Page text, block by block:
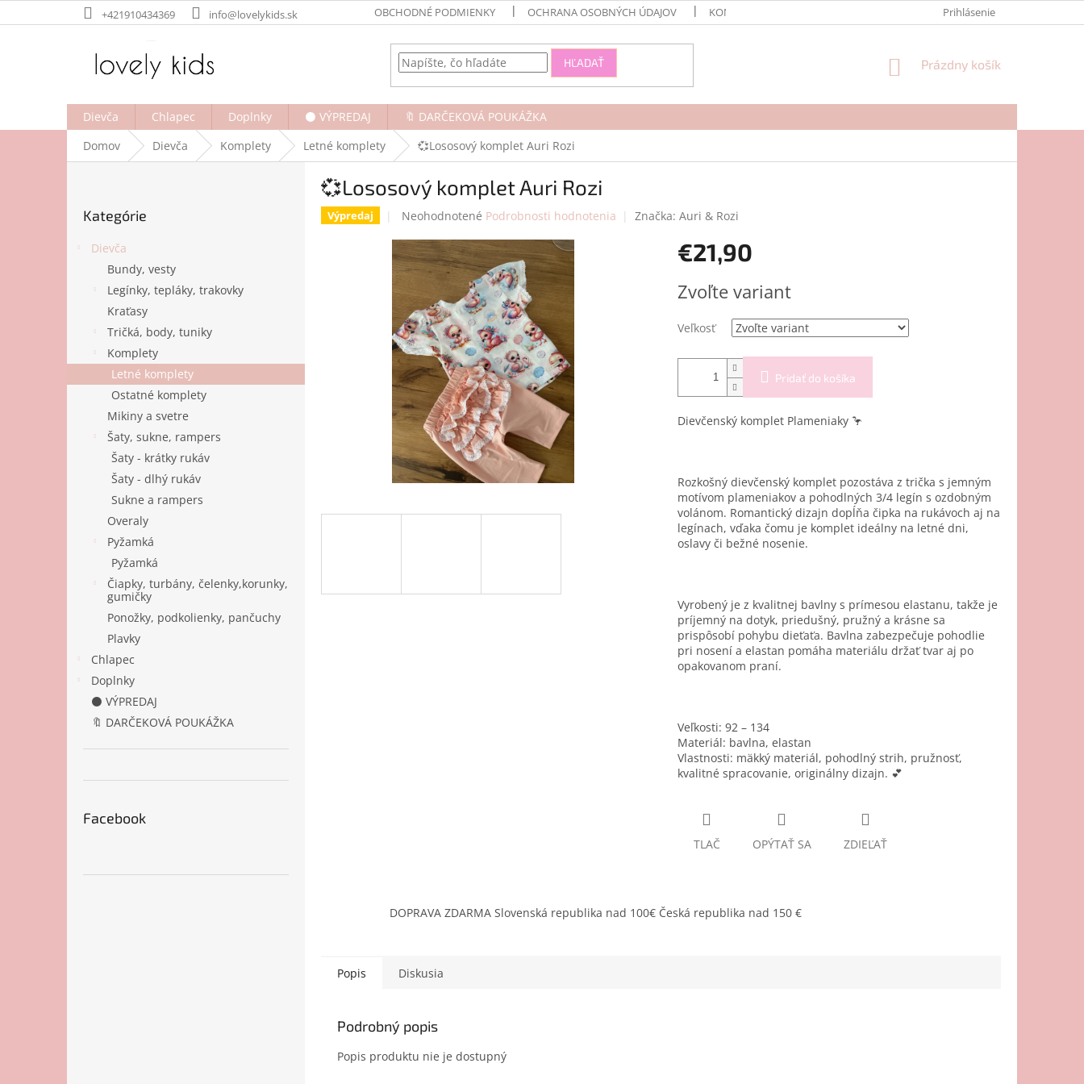
na
+421910434369 info@lovelykids.sk OBCHODNÉ PODMIENKY OCHRANA OSOBNÝCH ÚDAJOV KONTAKTY Prihlásenie
HĽADAŤ
NÁKUPNÝ
Prázdny košík
Dievča Chlapec Doplnky ⚫ VÝPREDAJ
🔖 DARČEKOVÁ POUKÁŽKA
Domov
Dievča Komplety Letné komplety 💞Lososový komplet Auri Rozi
kategórie
Kategórie
Dievča
Bundy, vesty
Legínky, tepláky, trakovky
Kraťasy
Tričká, body, tuniky
Komplety
Letné komplety
Ostatné komplety
Mikiny a svetre
Šaty, sukne, rampers
Šaty - krátky rukáv
Šaty - dlhý rukáv
Sukne a rampers
Overaly
Pyžamká
Pyžamká
Čiapky, turbány, čelenky,korunky,
gumičky
Ponožky, podkolienky, pančuchy
Plavky
Chlapec
Doplnky
⚫ VÝPREDAJ
🔖 DARČEKOVÁ POUKÁŽKA
Facebook
💞Lososový komplet Auri Rozi
Výpredaj
Priemerné
produktu
je
0,0
hviezdičiek.
Neohodnotené Podrobnosti hodnotenia Značka: Auri & Rozi
€21,90
cena:
Zvoľte variant
Veľkosť
Pridať do košíka
Dievčenský komplet Plameniaky🦩
Rozkošný dievčenský komplet pozostáva z trička s jemným
motívom plameniakov a pohodlných 3/4 legín s ozdobným
volánom. Romantický dizajn dopĺňa čipka na rukávoch aj na
legínach, vďaka čomu je komplet ideálny na letné dni,
oslavy či bežné nosenie.
Vyrobený je z kvalitnej bavlny s prímesou elastanu, takže je
príjemný na dotyk, priedušný, pružný a krásne sa
prispôsobí pohybu dieťaťa. Bavlna zabezpečuje pohodlie
pri nosení a elastan pomáha materiálu držať tvar aj po
opakovanom praní.
Veľkosti: 92 – 134
Materiál: bavlna, elastan
Vlastnosti: mäkký materiál, pohodlný strih, pružnosť,
kvalitné spracovanie, originálny dizajn. 💕
TLAČ OPÝTAŤ SA ZDIEĽAŤ
DOPRAVA ZDARMA Slovenská republika nad 100€ Česká republika nad 150 €
Popis Diskusia
Podrobný popis
Popis produktu nie je dostupný